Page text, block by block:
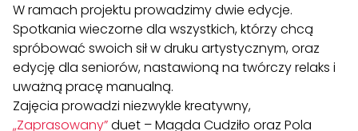
Kontakt
Szukaj:
W ramach projektu prowadzimy dwie edycje.
Spotkania wieczorne dla wszystkich, którzy chcą
spróbować swoich sił w druku artystycznym, oraz
edycję dla seniorów, nastawioną na twórczy relaks i
uważną pracę manualną.
Zajęcia prowadzi niezwykle kreatywny,
„Zaprasowany”duet – Magda Cudziło oraz Pola